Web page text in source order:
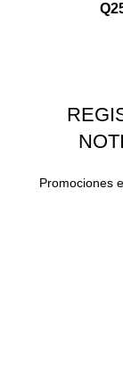
Q
Promociones